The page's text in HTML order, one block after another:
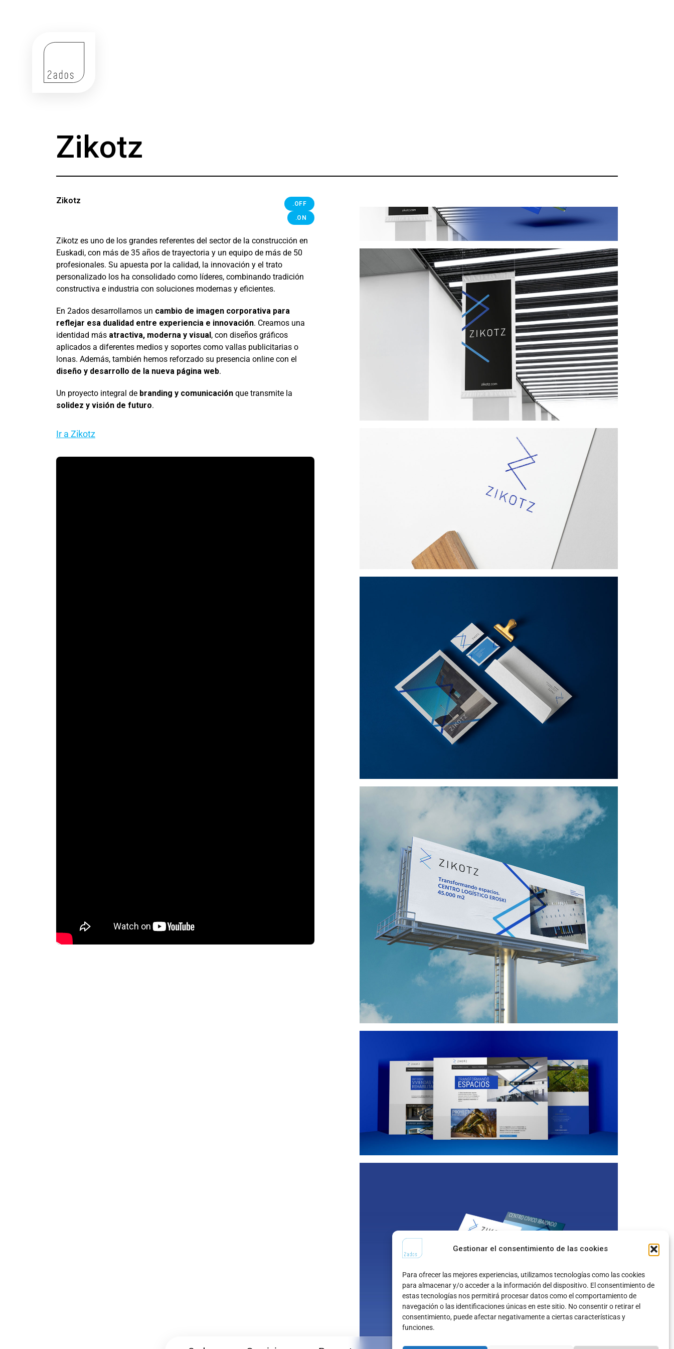
Gestionar el consentimiento de las cookies
Para ofrecer las mejores experiencias, utilizamos tecnologías como las cookies
para almacenar y/o acceder a la información del dispositivo. El consentimiento de
estas tecnologías nos permitirá procesar datos como el comportamiento de
navegación o las identificaciones únicas en este sitio. No consentir o retirar el
consentimiento, puede afectar negativamente a ciertas características y
funciones.
Zikotz
Zikotz
.OFF
.ON
Zikotz es uno de los grandes referentes del sector de la construcción en
Euskadi, con más de 35 años de trayectoria y un equipo de más de 50
profesionales. Su apuesta por la calidad, la innovación y el trato
personalizado los ha consolidado como líderes, combinando tradición
constructiva e industria con soluciones modernas y eficientes.
En 2ados desarrollamos un cambio de imagen corporativa para
reflejar esa dualidad entre experiencia e innovación. Creamos una
identidad más atractiva, moderna y visual, con diseños gráficos
aplicados a diferentes medios y soportes como vallas publicitarias o
lonas. Además, también hemos reforzado su presencia online con el
diseño y desarrollo de la nueva página web.
Un proyecto integral de branding y comunicación que transmite la
solidez y visión de futuro.
Ir a Zikotz